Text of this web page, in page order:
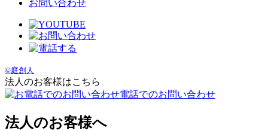
お問い合わせ
©庭創人
法人のお客様はこちら
電話でのお問い合わせ
法人のお客様へ